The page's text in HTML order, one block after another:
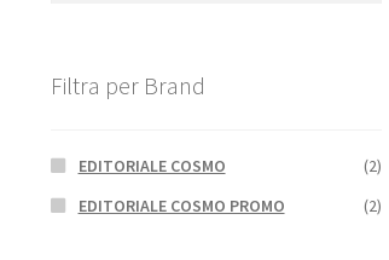
Filtra per Brand
EDITORIALE COSMO
(2)
EDITORIALE COSMO PROMO
(2)